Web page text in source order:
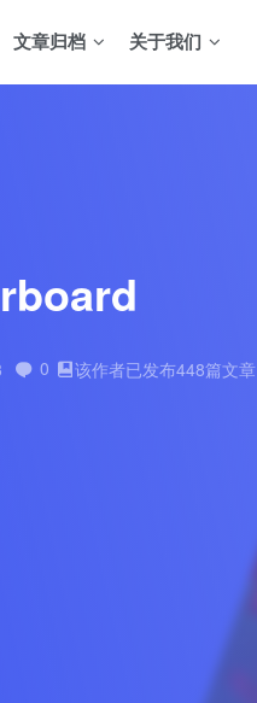
0 该作者已发布448篇文章
文章归档 关于我们